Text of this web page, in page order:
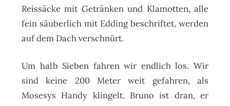
Reissäcke mit Getränken und Klamotten, alle
fein säuberlich mit Edding beschriftet, werden
auf dem Dach verschnürt.
Um halb Sieben fahren wir endlich los. Wir
sind keine 200 Meter weit gefahren, als
Mosesys Handy klingelt. Bruno ist dran, er